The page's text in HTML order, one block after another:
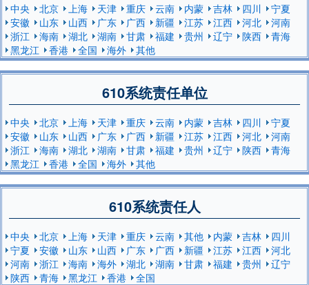
中央 北京 上海 天津 重庆 云南 内蒙 吉林 四川
宁夏
安徽
山东 山西 广东 广西 新疆 江苏 江西 河北
河南
浙江
海南 湖北 湖南 甘肃 福建 贵州 辽宁 陕西
青海
黑龙江
香港 全国 海外 其他
610系统责任单位
中央 北京 上海 天津 重庆 云南 内蒙 吉林 四川
宁夏
安徽
山东 山西 广东 广西 新疆 江苏 江西 河北
河南
浙江
海南 湖北 湖南 甘肃 福建 贵州 辽宁 陕西
青海
黑龙江
香港 全国 海外 其他
610系统责任人
中央 北京 上海 天津 重庆 云南 其他 内蒙 吉林
四川
宁夏
安徽 山东 山西 广东 广西 新疆 江苏 江西
河北
河南
浙江 海南 海外 湖北 湖南 甘肃 福建 贵州
辽宁
陕西
青海 黑龙江 香港 全国